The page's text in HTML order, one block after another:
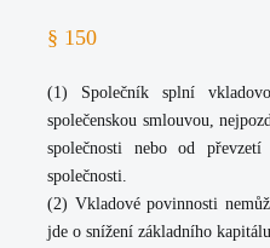
§ 150
(1) Společník splní
společenskou smlouvou,
společnosti nebo od
společnosti.
(2) Vkladové povinnosti
jde o snížení základního